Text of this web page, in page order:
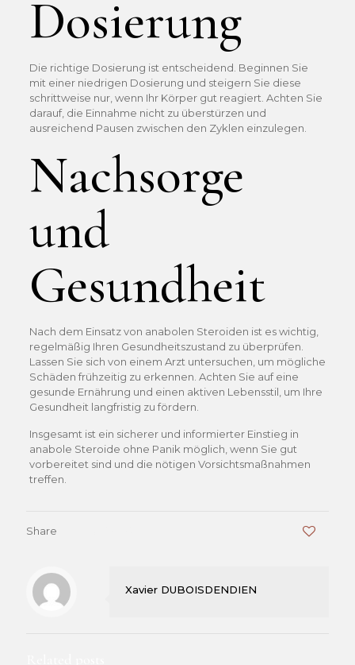
Dosierung
Die richtige Dosierung ist entscheidend. Beginnen Sie
mit einer niedrigen Dosierung und steigern Sie diese
schrittweise nur, wenn Ihr Körper gut reagiert. Achten Sie
darauf, die Einnahme nicht zu überstürzen und
ausreichend Pausen zwischen den Zyklen einzulegen.
Nachsorge
und
Gesundheit
Nach dem Einsatz von anabolen Steroiden ist es wichtig,
regelmäßig Ihren Gesundheitszustand zu überprüfen.
Lassen Sie sich von einem Arzt untersuchen, um mögliche
Schäden frühzeitig zu erkennen. Achten Sie auf eine
gesunde Ernährung und einen aktiven Lebensstil, um Ihre
Gesundheit langfristig zu fördern.
Insgesamt ist ein sicherer und informierter Einstieg in
anabole Steroide ohne Panik möglich, wenn Sie gut
vorbereitet sind und die nötigen Vorsichtsmaßnahmen
treffen.
Share
Xavier DUBOISDENDIEN